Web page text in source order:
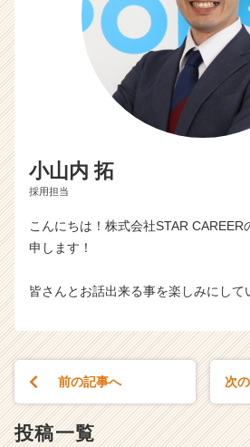
小山内 拓
採用担当
こんにちは！株式会社STAR CAREER
申します！
皆さんとお話出来る事を楽しみにして
前の記事へ 次
投稿一覧